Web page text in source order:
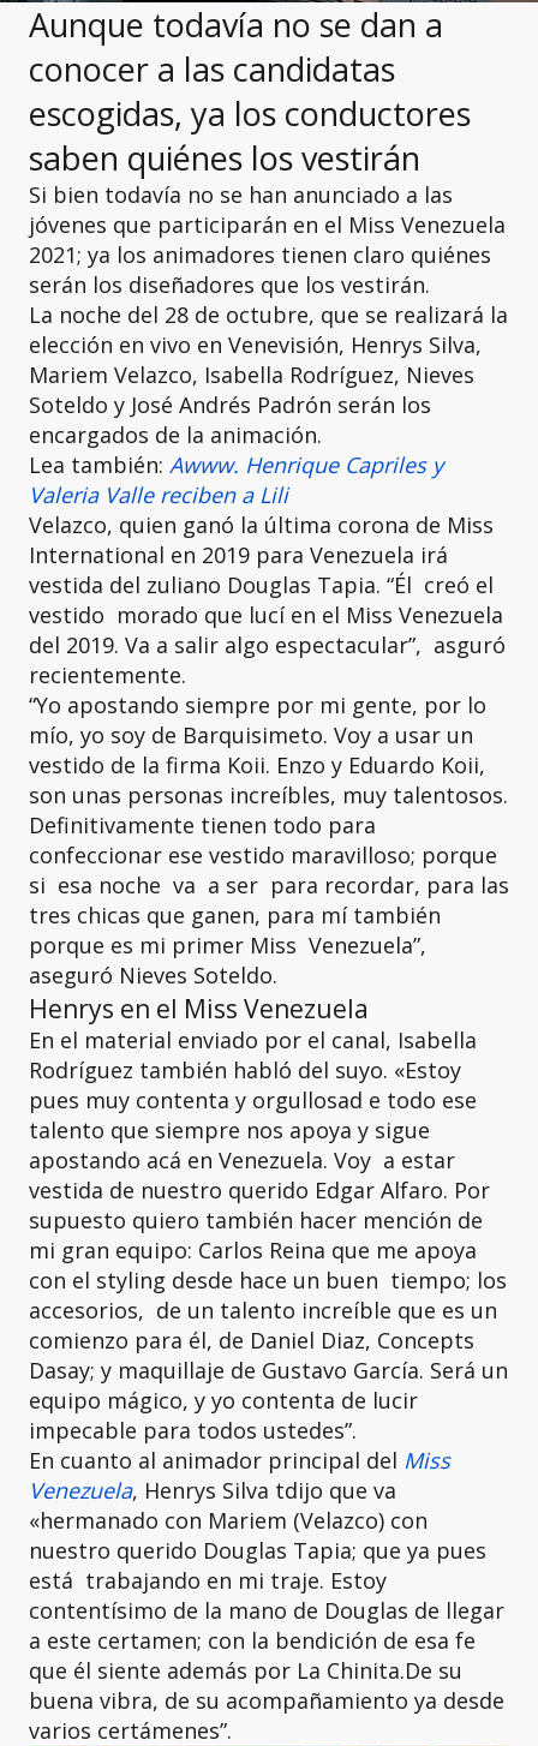
Aunque todavía no se dan a
conocer a las candidatas
escogidas, ya los conductores
saben quiénes los vestirán
Si bien todavía no se han anunciado a las
jóvenes que participarán en el Miss Venezuela
2021; ya los animadores tienen claro quiénes
serán los diseñadores que los vestirán.
La noche del 28 de octubre, que se realizará la
elección en vivo en Venevisión, Henrys Silva,
Mariem Velazco, Isabella Rodríguez, Nieves
Soteldo y José Andrés Padrón serán los
encargados de la animación.
Lea también: Awww. Henrique Capriles y
Valeria Valle reciben a Lili
Velazco, quien ganó la última corona de Miss
International en 2019 para Venezuela irá
vestida del zuliano Douglas Tapia. “Él creó el
vestido morado que lucí en el Miss Venezuela
del 2019. Va a salir algo espectacular”, asguró
recientemente.
“Yo apostando siempre por mi gente, por lo
mío, yo soy de Barquisimeto. Voy a usar un
vestido de la firma Koii. Enzo y Eduardo Koii,
son unas personas increíbles, muy talentosos.
Definitivamente tienen todo para
confeccionar ese vestido maravilloso; porque
si esa noche va a ser para recordar, para las
tres chicas que ganen, para mí también
porque es mi primer Miss Venezuela”,
aseguró Nieves Soteldo.
Henrys en el Miss Venezuela
En el material enviado por el canal, Isabella
Rodríguez también habló del suyo. «Estoy
pues muy contenta y orgullosad e todo ese
talento que siempre nos apoya y sigue
apostando acá en Venezuela. Voy a estar
vestida de nuestro querido Edgar Alfaro. Por
supuesto quiero también hacer mención de
mi gran equipo: Carlos Reina que me apoya
con el styling desde hace un buen tiempo; los
accesorios, de un talento increíble que es un
comienzo para él, de Daniel Diaz, Concepts
Dasay; y maquillaje de Gustavo García. Será un
equipo mágico, y yo contenta de lucir
impecable para todos ustedes”.
En cuanto al animador principal del Miss
Venezuela, Henrys Silva tdijo que va
«hermanado con Mariem (Velazco) con
nuestro querido Douglas Tapia; que ya pues
está trabajando en mi traje. Estoy
contentísimo de la mano de Douglas de llegar
a este certamen; con la bendición de esa fe
que él siente además por La Chinita.De su
buena vibra, de su acompañamiento ya desde
varios certámenes”.